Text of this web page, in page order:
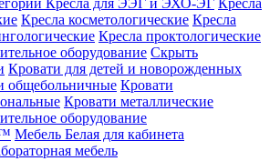
Кресла для ЭЭГ и ЭХО-ЭГ Кресла
Кресла косметологические Кресла
Кресла проктологические
оборудование Скрыть
Кровати для детей и новорожденных
общебольничные Кровати
Кровати металлические
оборудование
Мебель Белая для кабинета
мебель